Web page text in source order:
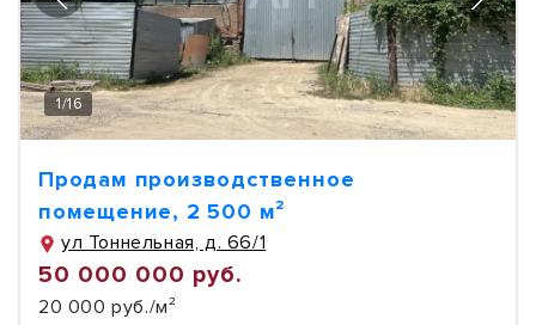
1/16
Продам производственное
помещение, 2 500 м²
ул Тоннельная, д. 66/1
50 000 000 руб.
20 000 руб./м²